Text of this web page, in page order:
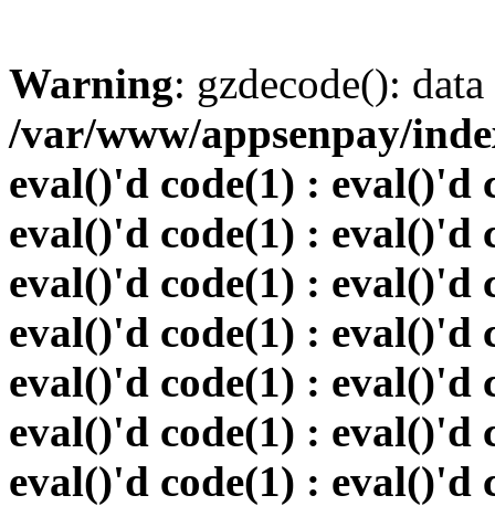
Warning: gzdecode():
/var/www/appsenpay/
eval()'d code(1) : eval()'d
eval()'d code(1) : eval()'d
eval()'d code(1) : eval()'d
eval()'d code(1) : eval()'d
eval()'d code(1) : eval()'d
eval()'d code(1) : eval()'d
eval()'d code(1) : eval()'d